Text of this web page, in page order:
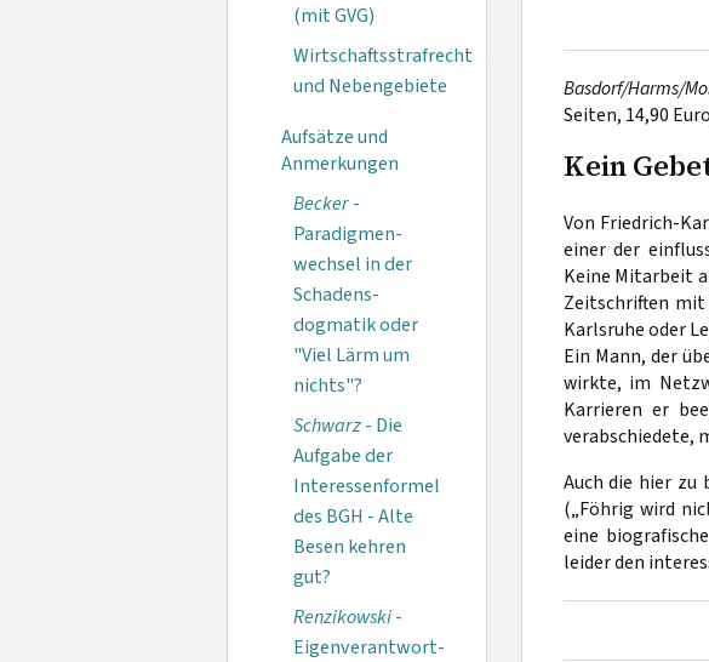
(mit GVG)
Wirtschaftsstrafrecht
und Nebengebiete
Aufsätze und
Anmerkungen
Becker-
Paradigmen­
wechsel in der
Schadens­
dogmatik oder
"Viel Lärm um
nichts"?
Schwarz- Die
Aufgabe der
Interessen­formel
des BGH - Alte
Besen kehren
gut?
Renzikowski-
Eigenverantwort­
Basdorf/Harms/
Seiten, 14,90
Kein
Von Friedrich-
einer der
Keine Mitarbeit
Zeitschriften mit
Karlsruhe oder
Ein Mann, der
wirkte, im
Karrieren er
verabschiedete,
Auch die hier
(„Föhrig wird
eine
leider den